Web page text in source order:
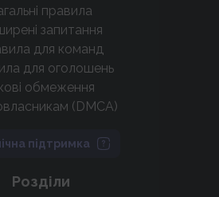
правила
запитання
для команд
для оголошень
обмеження
(DMCA)
підтримка
Розділи